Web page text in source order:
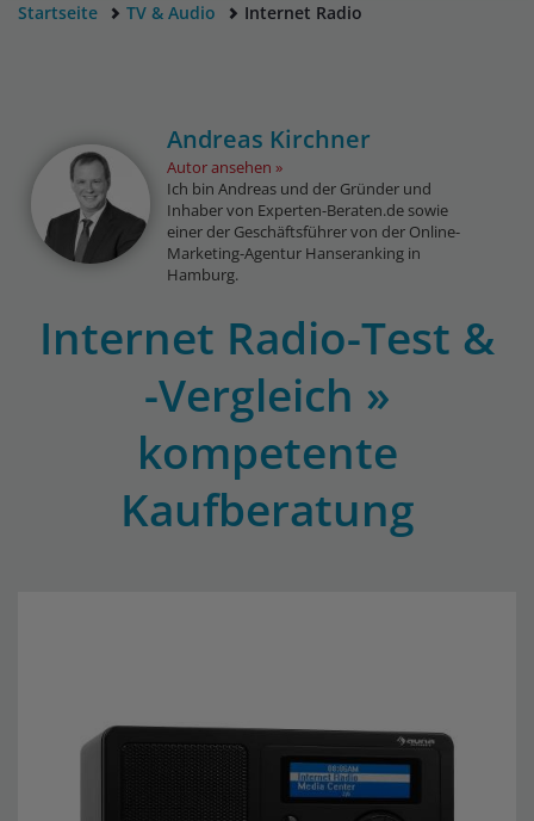
Startseite TV & Audio Internet Radio
Andreas Kirchner
Autor ansehen
Ich bin Andreas und der Gründer und
Inhaber von Experten-Beraten.de sowie
einer der Geschäftsführer von der Online-
Marketing-Agentur Hanseranking in
Hamburg.
Internet Radio-Test &
-Vergleich »
kompetente
Kaufberatung